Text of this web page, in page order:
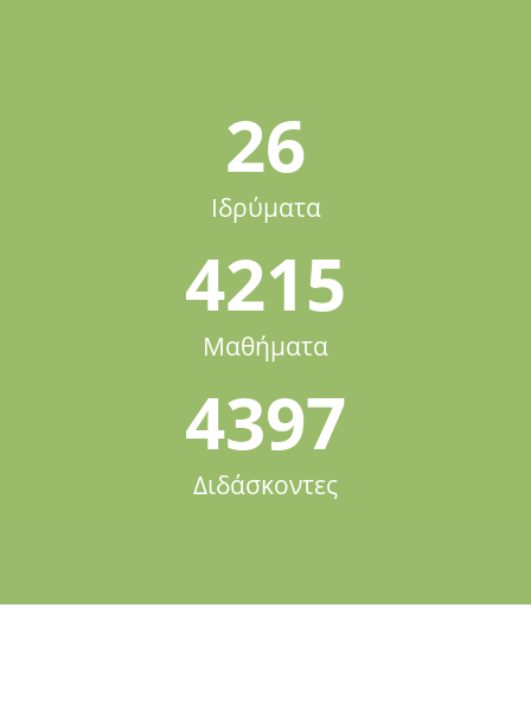
26
Ιδρύματα
4215
Μαθήματα
4397
Διδάσκοντες